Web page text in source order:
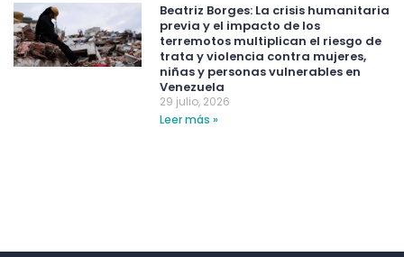
Beatriz Borges: La crisis humanitaria
previa y el impacto de los
terremotos multiplican el riesgo de
trata y violencia contra mujeres,
niñas y personas vulnerables en
Venezuela
29 julio, 2026
Leer más »